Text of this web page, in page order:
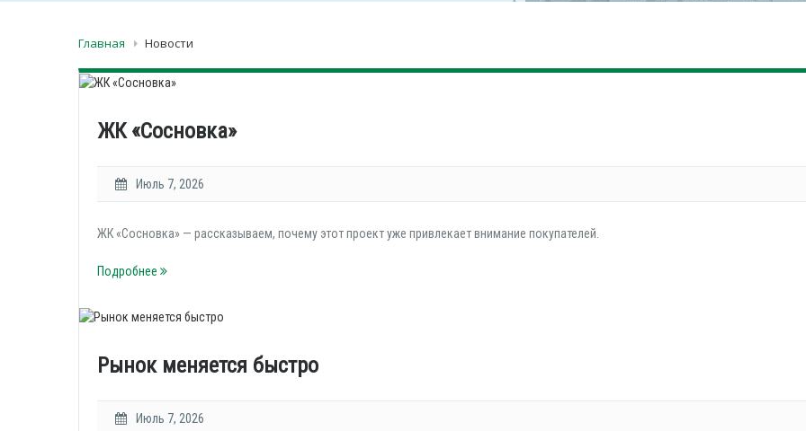
Главная Новости
ЖК «Сосновка»
Июль 7, 2026
ЖК «Сосновка» — рассказываем, почему этот проект уже привлекает внимание покупателей.
Подробнее
Рынок меняется быстро
Июль 7, 2026